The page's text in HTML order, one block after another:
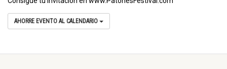
AHORRE EVENTO AL CALENDARIO